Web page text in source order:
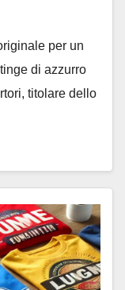
per un
di azzurro
titolare dello